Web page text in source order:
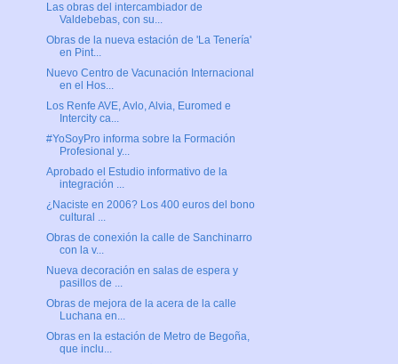
Las obras del intercambiador de
Valdebebas, con su...
Obras de la nueva estación de 'La Tenería'
en Pint...
Nuevo Centro de Vacunación Internacional
en el Hos...
Los Renfe AVE, Avlo, Alvia, Euromed e
Intercity ca...
#YoSoyPro informa sobre la Formación
Profesional y...
Aprobado el Estudio informativo de la
integración ...
¿Naciste en 2006? Los 400 euros del bono
cultural ...
Obras de conexión la calle de Sanchinarro
con la v...
Nueva decoración en salas de espera y
pasillos de ...
Obras de mejora de la acera de la calle
Luchana en...
Obras en la estación de Metro de Begoña,
que inclu...